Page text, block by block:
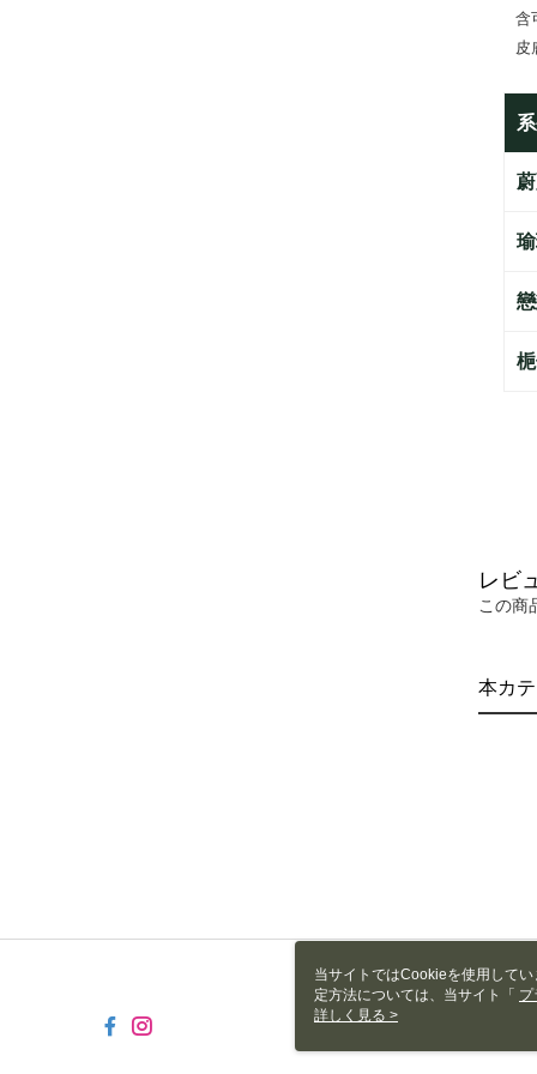
含
皮
レビ
この商
本カ
当サイトではCookieを使用して
定方法については、当サイト「 プ
き使用される場合、当社がサイ
詳しく見る >